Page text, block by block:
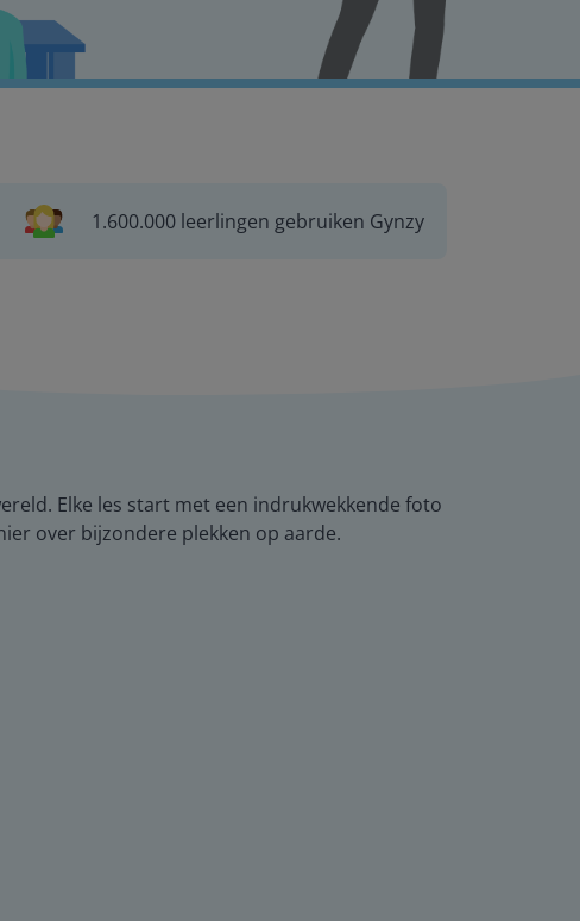
1.600.000 leerlingen gebruiken Gynzy
Elke les start met een indrukwekkende foto
over bijzondere plekken op aarde.